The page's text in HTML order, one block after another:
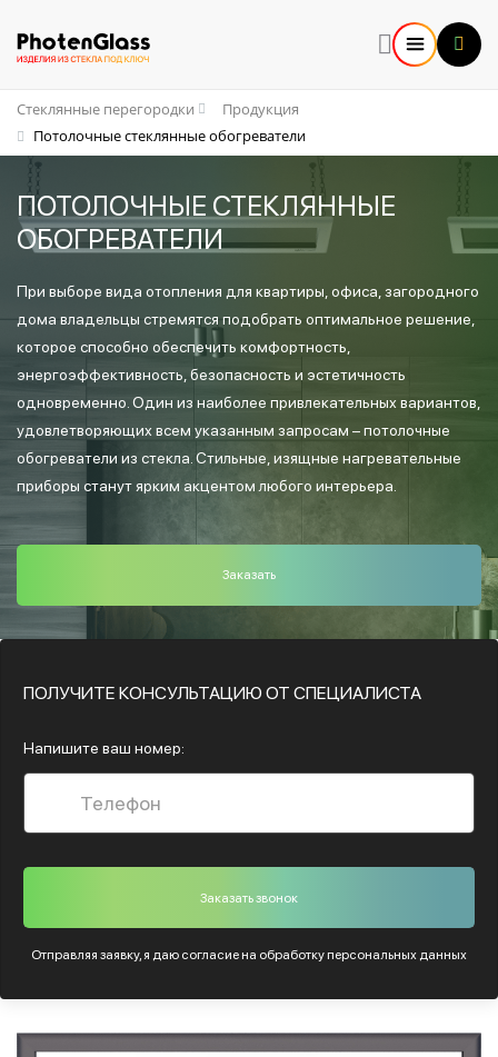
Стеклянные перегородки
Продукция
Потолочные стеклянные обогреватели
ПОТОЛОЧНЫЕ СТЕКЛЯННЫЕ
ОБОГРЕВАТЕЛИ
При выборе вида отопления для квартиры, офиса, загородного
дома владельцы стремятся подобрать оптимальное решение,
которое способно обеспечить комфортность,
энергоэффективность, безопасность и эстетичность
одновременно. Один из наиболее привлекательных вариантов,
удовлетворяющих всем указанным запросам – потолочные
обогреватели из стекла. Стильные, изящные нагревательные
приборы станут ярким акцентом любого интерьера.
Заказать
ПОЛУЧИТЕ КОНСУЛЬТАЦИЮ ОТ СПЕЦИАЛИСТА
Напишите ваш номер:
Отправляя заявку, я даю согласие на обработкуперсональных данных